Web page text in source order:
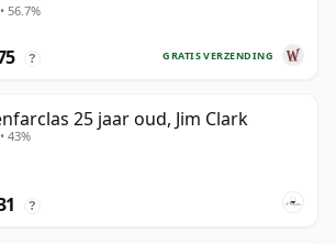
56.7%
GRATIS VERZENDING
?
25 jaar oud, Jim Clark
43%
?